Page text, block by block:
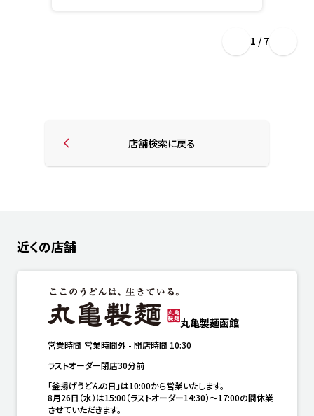
1 / 7
店舗検索に戻る
近くの店舗
丸亀製麺函館
営業時間 営業時間外 - 開店時間 10:30
ラストオーダー閉店30分前
「釜揚げうどんの日」は10:00から営業いたします。
8月26日（水）は15:00（ラストオーダー14:30）～17:00の間休業
させていただきます。